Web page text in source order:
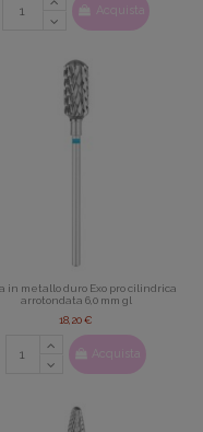
Acquista
in metallo duro Exo pro cilindrica
arrotondata 6,0 mm gl
18,20 €
Acquista